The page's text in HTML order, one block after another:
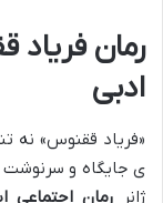
رمان فریاد
ادبی
«فریاد ققنوس» نه
ی جایگاه و سرنوشت
ژانر رمان اجتماعی